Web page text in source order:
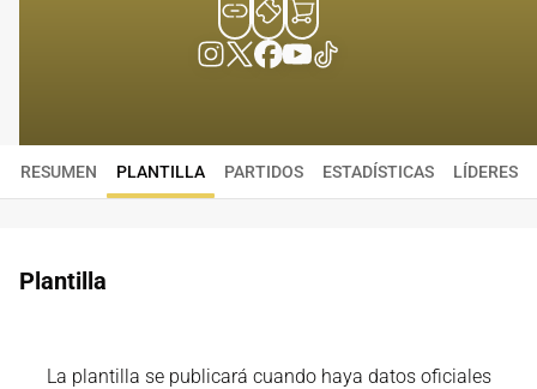
RESUMEN PLANTILLA PARTIDOS ESTADÍSTICAS LÍDERES
Plantilla
La plantilla se publicará cuando haya datos oficiales